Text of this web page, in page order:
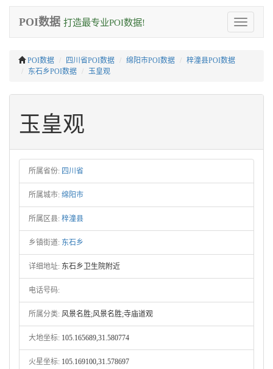
Toggle
navigation
POI数据 打造最专业POI数据!
POI数据 四川省POI数据 绵阳市POI数据
梓潼县POI数据
东石乡POI数据
玉皇观
玉皇观
所属省份: 四川省
所属城市: 绵阳市
所属区县: 梓潼县
乡镇街道: 东石乡
详细地址: 东石乡卫生院附近
电话号码:
所属分类: 风景名胜;风景名胜;寺庙道观
大地坐标: 105.165689,31.580774
火星坐标: 105.169100,31.578697